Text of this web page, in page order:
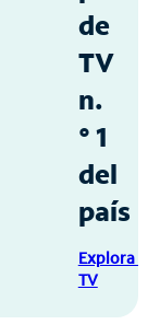
de
TV
n.
° 1
del
país
Explora
TV